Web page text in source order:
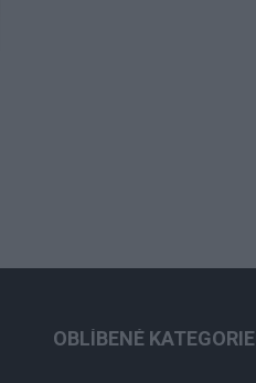
OBLÍBENÉ KATEGORIE